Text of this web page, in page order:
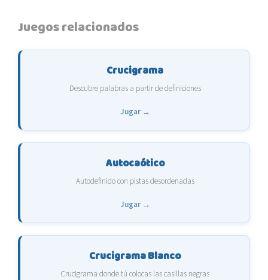
Juegos relacionados
Crucigrama
Descubre palabras a partir de definiciones
Jugar →
Autocaótico
Autodefinido con pistas desordenadas
Jugar →
Crucigrama Blanco
Crucigrama donde tú colocas las casillas negras